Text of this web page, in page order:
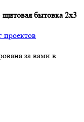
щитовая бытовка 2х3
проектов
за вами в